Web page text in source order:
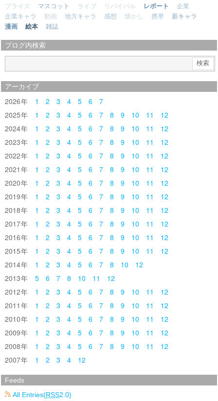
プライズ
マスコット ライブ リバイバル レポート
企業
企業キャラ
動画 地方キャラ 感想 懐かし 携帯
新キャラ
漫画
絵本 雑誌
ブログ内検索
アーカイブ
2026 1 2 3 4 5 6
7
2025
1 2 3 4 5 6 7 8 9 10 11
12
2024
1 2 3 4 5 6 7 8 9 10 11
12
2023
1 2 3 4 5 6 7 8 9 10 11
12
2022
1 2 3 4 5 6 7 8 9 10 11
12
2021
1 2 3 4 5 6 7 8 9 10 11
12
2020
1 2 3 4 5 6 7 8 9 10 11
12
2019
1 2 3 4 5 6 7 8 9 10 11
12
2018
1 2 3 4 5 6 7 8 9 10 11
12
2017
1 2 3 4 5 6 7 8 9 10 11
12
2016
1 2 3 4 5 6 7 8 9 10 11
12
2015
1 2 3 4 5 6 7 8 9 10 11
12
2014
1 2 3 4 5 6 7 8 10
12
2013
5 6 7 8 10 11
12
2012
1 2 3 4 5 6 7 8 9 10 11
12
2011
1 2 3 4 5 6 7 8 9 10 11
12
2010
1 2 3 4 5 6 7 8 9 10 11
12
2009
1 2 3 4 5 6 7 8 9 10 11
12
2008
1 2 3 4 5 6 7 8 9 10 11
12
2007
1 2 3 4 12
Feeds
All Entries(RSS2.0)